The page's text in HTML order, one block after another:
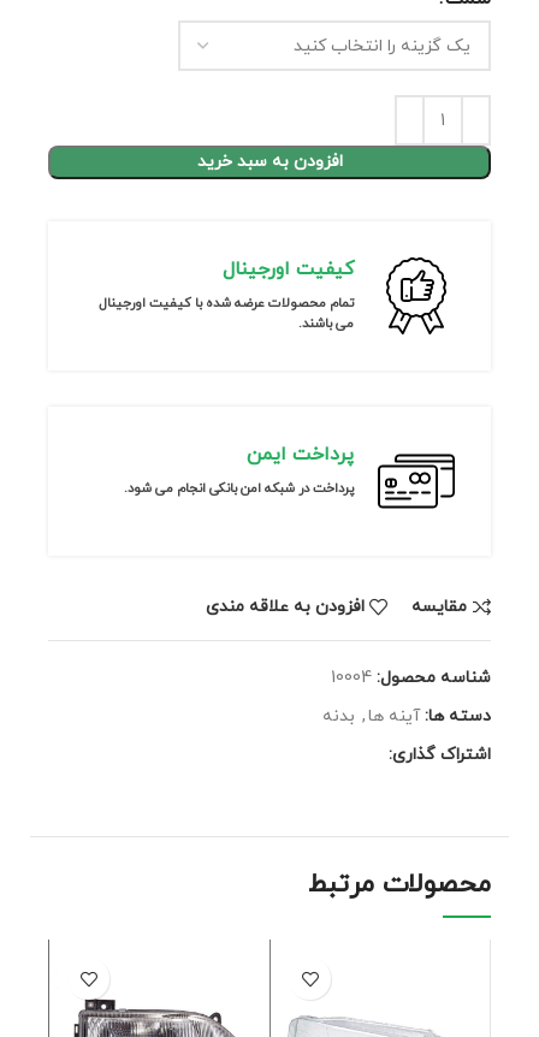
افزودن به سبد خرید
کیفیت اورجینال
تمام محصولات عرضه شده با کیفیت اورجینال
می باشند.
پرداخت ایمن
پرداخت در شبکه امن بانکی انجام می شود.
مقايسه افزودن به علاقه مندی
شناسه محصول: 10004
دسته ها: آینه ها, بدنه
اشتراک گذاری:
محصولات مرتبط